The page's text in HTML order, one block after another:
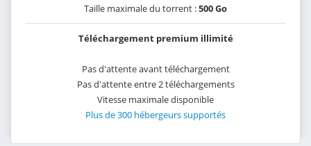
Taille maximale du torrent :500 Go
Téléchargement premium illimité
Pas d'attente avant téléchargement
Pas d'attente entre 2 téléchargements
Vitesse maximale disponible
Plus de 300 hébergeurs supportés